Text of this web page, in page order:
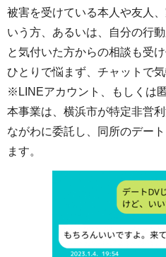
被害を受けている本人や友人
いう方、あるいは、自分の行
と気付いた方からの相談も受け
ひとりで悩まず、チャットで
※LINEアカウント、もしくは
本事業は、横浜市が特定非営
ながわに委託し、同所のデー
ます。